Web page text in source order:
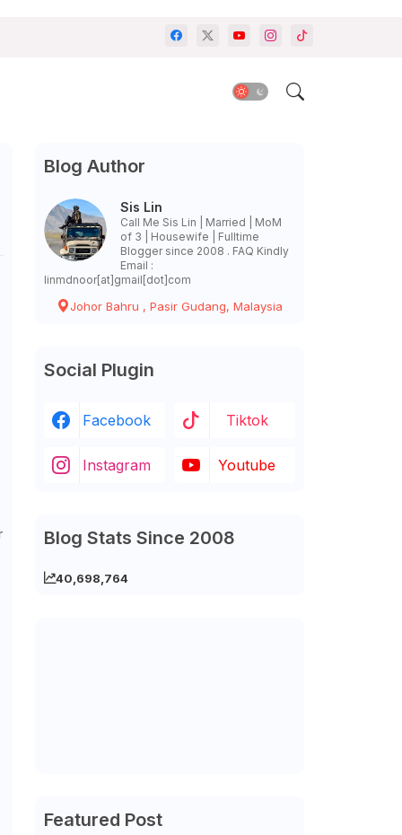
Blog Author
Sis Lin
Call Me Sis Lin | Married | MoM
of 3 | Housewife | Fulltime
Blogger since 2008 . FAQ Kindly
Email :
linmdnoor[at]gmail[dot]com
Johor Bahru , Pasir Gudang, Malaysia
Social Plugin
Facebook Tiktok
Instagram Youtube
Blog Stats Since 2008
40,698,764
Featured Post